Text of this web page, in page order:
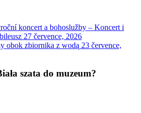
koncert a bohoslužby – Koncert i
27 července, 2026
obok zbiornika z wodą 23 července,
szata do muzeum?